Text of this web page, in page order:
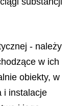
- należy
w ich
obiekty, w
i instalacje